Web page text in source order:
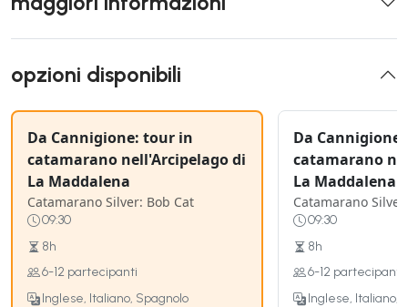
opzioni disponibili
Da Cannigione: tour in
catamarano nell'Arcipelago di
La Maddalena
Catamarano Silver: Bob Cat
09:30
8h
6-12 partecipanti
Inglese, Italiano, Spagnolo
Da
catamarano
La Maddalena
Catamarano
09:30
8h
6-12 partecipanti
Inglese, Italiano,